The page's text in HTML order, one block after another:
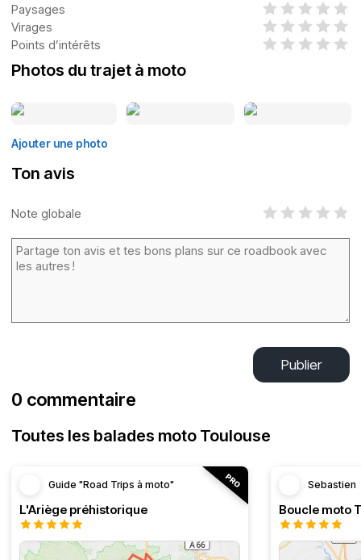
Paysages
Virages
Points d’intérêts
Photos du trajet à moto
Ajouter une photo
Ton avis
Note globale
Publier
0 commentaire
Toutes les balades moto Toulouse
Guide "Road Trips à moto"
L'Ariège préhistorique
Sebastien